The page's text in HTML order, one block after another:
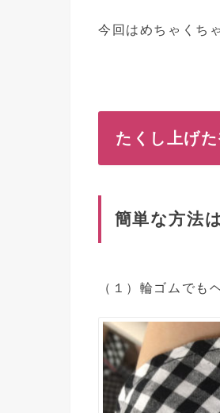
今回はめちゃくち
たくし上げ
簡単な方法
（１）輪ゴムでも